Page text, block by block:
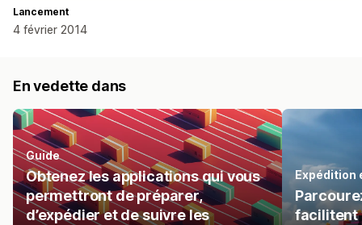
Lancement
4 février 2014
En vedette dans
Guide
Obtenez les applications qui vous
permettront de préparer,
d’expédier et de suivre les
Expédition
facilitent